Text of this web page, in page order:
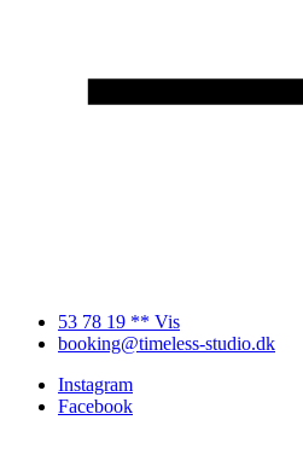
53 78 19 ** Vis
booking@timeless-studio.dk
Instagram
Facebook